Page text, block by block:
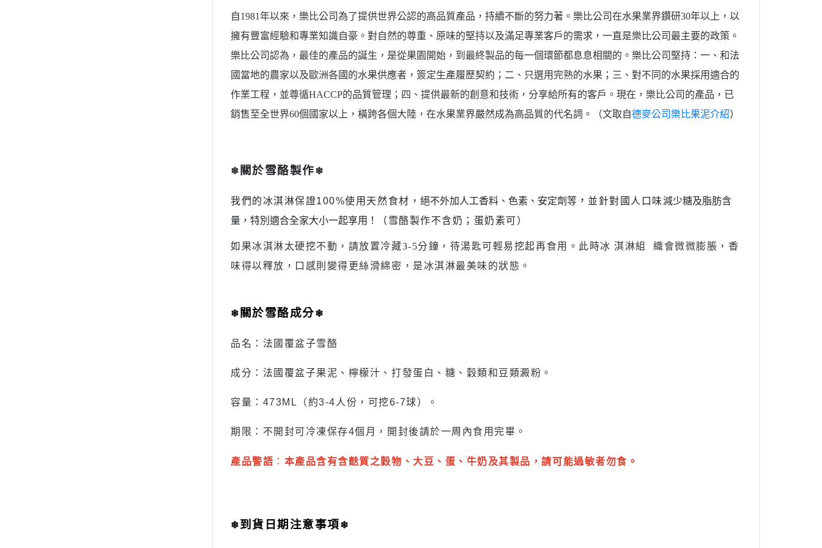
自1981年以來，樂比公司為了提供世界公認的高品質產品，持續不斷的努力著。樂比公司在水果業界鑽研30年以上，以
擁有豐富經驗和專業知識自豪。對自然的尊重、原味的堅持以及滿足專業客戶的需求，一直是樂比公司最主要的政策。
樂比公司認為，最佳的產品的誕生，是從果園開始，到最終製品的每一個環節都息息相關的。樂比公司堅持：一、和法
國當地的農家以及歐洲各國的水果供應者，簽定生產履歷契約；二、只選用完熟的水果；三、對不同的水果採用適合的
作業工程，並尊循HACCP的品質管理；四、提供最新的創意和技術，分享給所有的客戶。現在，樂比公司的產品，已
銷售至全世界60個國家以上，橫跨各個大陸，在水果業界嚴然成為高品質的代名詞。（文取自德麥公司樂比果泥介紹）
❄ 關於雪酪製作❄
我們的冰淇淋保證100%使用天然食材，絕不外加人工香料、色素、安定劑等 ， 並針對國人口味減少糖及脂肪含
量，特別適合全家大小一起享用！
（雪酪製作不含奶；蛋奶素可）
如果冰淇淋太硬挖不動，請放置冷藏3-5分鐘，待湯匙可輕易挖起再食用。此時冰 淇淋組
織會微微膨脹，香
味得以釋放，口感則變得更絲滑綿密，是冰淇淋最美味的狀態。
❄ 關於雪酪成分❄
品名：法國覆盆子雪酪
成分：法國覆盆子果泥、檸檬汁、打發蛋白、糖、穀類和豆類澱粉。
容量： 473ML （約3-4 人份，可挖6-7球）。
期限：不開封可冷凍保存4個月，開封後請於一周內食用完畢。
產品警語 ： 本產品含有含麩質之穀物、大豆、蛋、牛奶及其製品，請可能過敏者勿食。
❄到貨日期注意事項❄